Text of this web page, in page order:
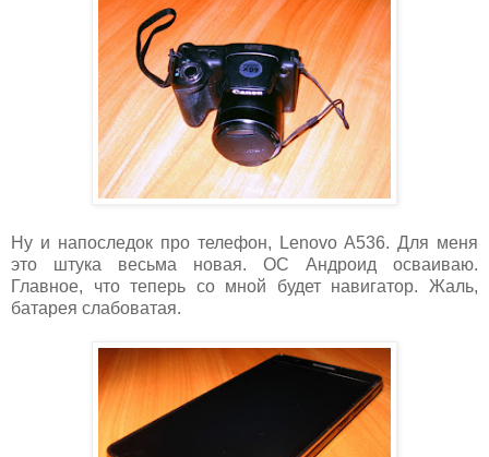
Ну и напоследок про телефон, Lenovo A536. Для меня
это штука весьма новая. ОС Андроид осваиваю.
Главное, что теперь со мной будет навигатор. Жаль,
батарея слабоватая.